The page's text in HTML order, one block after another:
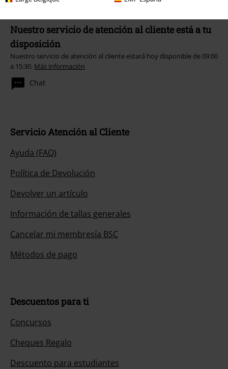
Nuestro servicio de atención al cliente está a tu
disposición
Nuestro servicio de atención al cliente estará hoy disponible de 09:00
a 15:30. Más información
Chat
Servicio Atención al Cliente
Ayuda (FAQ)
Política de Devolución
Devolver un artículo
Información de tallas generales
Cancelar mi membresía BSC
Métodos de pago
Descuentos para ti
Concursos
Cheques Regalo
Descuento para estudiantes